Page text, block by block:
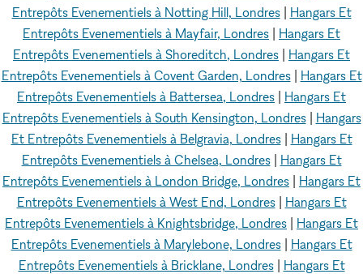
Entrepôts Evenementiels à Notting Hill, Londres| Hangars Et
Entrepôts Evenementiels à Mayfair, Londres
Hangars Et
Entrepôts Evenementiels à Shoreditch, Londres
Hangars Et
Entrepôts Evenementiels à Covent Garden, Londres| Hangars Et
Entrepôts Evenementiels à Battersea, Londres
Hangars Et
Entrepôts Evenementiels à South Kensington, Londres| Hangars
Et Entrepôts Evenementiels à Belgravia, Londres| Hangars Et
Entrepôts Evenementiels à Chelsea, Londres| Hangars Et
Entrepôts Evenementiels à London Bridge, Londres
Hangars Et
Entrepôts Evenementiels à West End, Londres| Hangars Et
Entrepôts Evenementiels à Knightsbridge, Londres
Hangars Et
Entrepôts Evenementiels à Marylebone, Londres| Hangars Et
Entrepôts Evenementiels à Bricklane, Londres| Hangars Et